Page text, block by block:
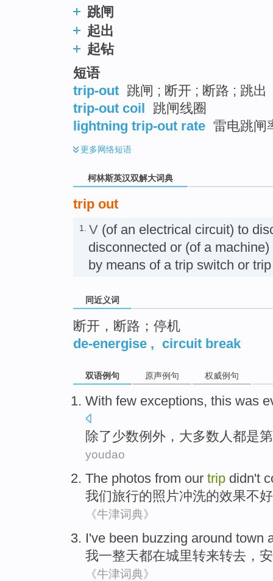
跳闸
起出
起钻
短语
trip-out 跳闸 ; 断开 ; 断路 ; 跳出
trip-out coil 跳闸线圈
lightning trip-out rate 雷电跳闸
更多网络短语
柯林斯英汉双解大词典
trip out
1. V (of an electrical circuit) to
disconnected or (of a
by means of a trip switch or
同近义词
断开，断路；停机
de-energise , circuit break
双语例句 原声例句 权威例句
With few exceptions, this was
除了少数例外，大多数人都是
youdao
The photos from our trip didn't
我们旅行的照片冲洗的效果不好
《牛津词典》
I've been buzzing around town
我一整天都在城里转来转去 ，
《牛津词典》